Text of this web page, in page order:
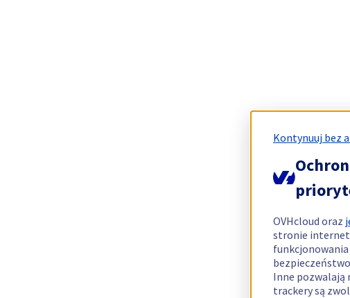
Kontynuuj bez
OVHcloud oraz
stronie
Inne pozwalają
trackery są